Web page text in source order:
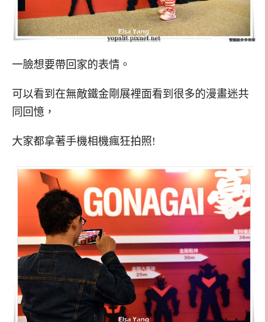
一臉想要帶回家的表情。
可以看到在無敵鐵金剛展裡面看到很多的漫畫迷共
同回憶，
大家都拿著手機相機瘋狂拍照!